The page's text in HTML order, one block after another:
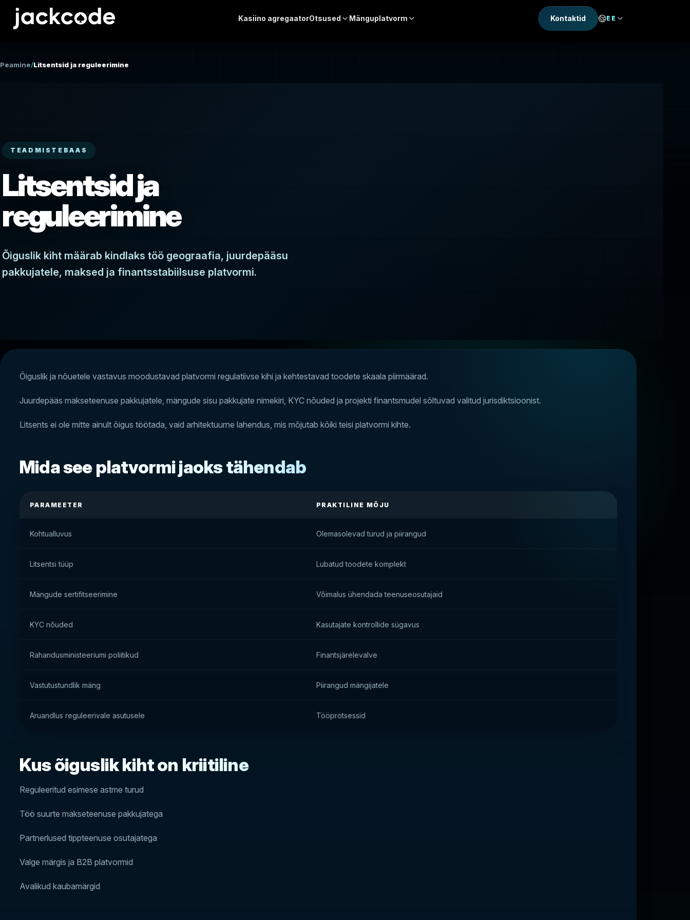
Kasiino agregaatorOtsused Mänguplatvorm Kontaktid EE
Peamine/Litsentsid ja reguleerimine
TEADMISTEBAAS
Litsentsid ja
reguleerimine
Õiguslik kiht määrab kindlaks töö geograafia, juurdepääsu
pakkujatele, maksed ja finantsstabiilsuse platvormi.
Õiguslik ja nõuetele vastavus moodustavad platvormi regulatiivse kihi ja kehtestavad toodete skaala piirmäärad.
Juurdepääs makseteenuse pakkujatele, mängude sisu pakkujate nimekiri, KYC nõuded ja projekti finantsmudel sõltuvad valitud jurisdiktsioonist.
Litsents ei ole mitte ainult õigus töötada, vaid arhitektuurne lahendus, mis mõjutab kõiki teisi platvormi kihte.
Mida see platvormi jaoks tähendab
PARAMEETER PRAKTILINE MÕJU
Kohtualluvus Olemasolevad turud ja piirangud
Litsentsi tüüp Lubatud toodete komplekt
Mängude sertifitseerimine Võimalus ühendada teenuseosutajaid
KYC nõuded Kasutajate kontrollide sügavus
Rahandusministeeriumi poliitikud Finantsjärelevalve
Vastutustundlik mäng Piirangud mängijatele
Aruandlus reguleerivale asutusele Tööprotsessid
Kus õiguslik kiht on kriitiline
Reguleeritud esimese astme turud
Töö suurte makseteenuse pakkujatega
Partnerlused tippteenuse osutajatega
Valge märgis ja B2B platvormid
Avalikud kaubamärgid